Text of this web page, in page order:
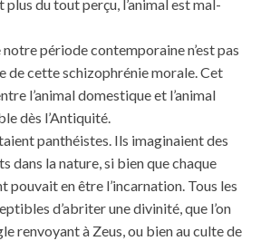
plus du tout perçu, l’animal est mal-
période contemporaine n’est pas
de cette schizophrénie morale. Cet
l’animal domestique et l’animal
dès l’Antiquité.
panthéistes. Ils imaginaient des
dans la nature, si bien que chaque
pouvait en être l’incarnation. Tous les
d’abriter une divinité, que l’on
renvoyant à Zeus, ou bien au culte de